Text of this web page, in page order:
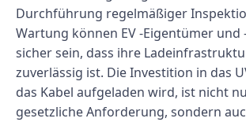
Durchführung regelmäßiger
Wartung können EV -Eigentümer
sicher sein, dass ihre
zuverlässig ist. Die Investition in das
das Kabel aufgeladen wird, ist nicht
gesetzliche Anforderung, sondern